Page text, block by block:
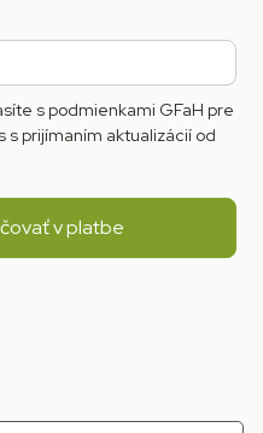
s podmienkami GFaH pre
s prijímaním aktualizácií od